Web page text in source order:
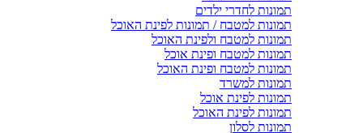
תמונות לחדרי ילדים
תמונות למטבח / תמונות לפינת האוכל
תמונות למטבח ולפינת האוכל
תמונות למטבח ופינת אוכל
תמונות למטבח ופינת האוכל
תמונות למשרד
תמונות לפינת אוכל
תמונות לפינת האוכל
תמונות לסלון